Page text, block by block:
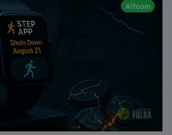
Altcoin